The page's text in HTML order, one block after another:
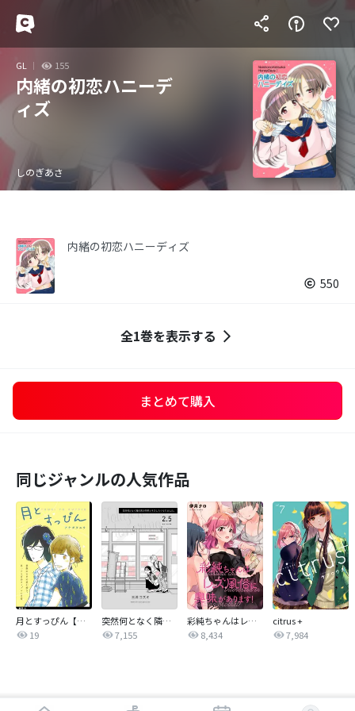
GL 155
内緒の初恋ハニーデ
ィズ
しのぎあさ
内緒の初恋ハニーディズ
550
全1巻を表示する
まとめて購入
同じジャンルの人気作品
月とすっぴん【単話】
19
突然何となく隣の席の同僚と…
7,155
彩純ちゃんはレズ風俗に興味があります！ 連載版
8,434
citrus +
7,984